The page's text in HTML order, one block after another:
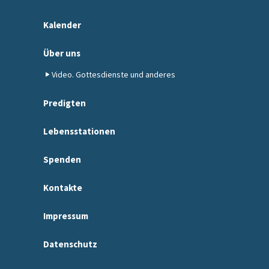
Kalender
Über uns
Video. Gottesdienste und anderes
Predigten
Lebensstationen
Spenden
Kontakte
Impressum
Datenschutz